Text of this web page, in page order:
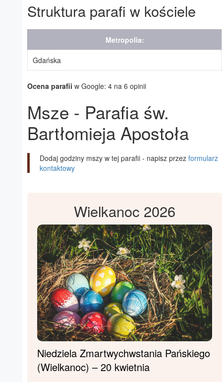
Struktura parafi w kościele
Metropolia:
Gdańska
Ocena parafii w Google: 4 na 6 opinii
Msze - Parafia św.
Bartłomieja Apostoła
Dodaj godziny mszy w tej parafii - napisz przez formularz
kontaktowy
Wielkanoc 2026
Niedziela Zmartwychwstania Pańskiego
(Wielkanoc) – 20 kwietnia